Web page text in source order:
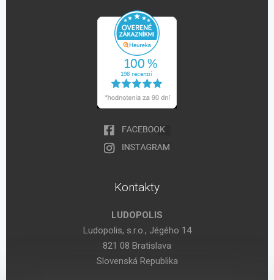
Kontakty
LUDOPOLIS
Ludopolis, s.r.o., Jégého 14
821 08 Bratislava
Slovenská Republika